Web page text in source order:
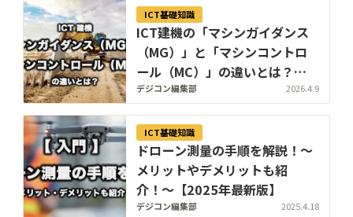
ICT基礎知識
ICT建機の「マシンガイダンス
（MG）」と「マシンコントロ
ール（MC）」の違いとは？｜
メリットや注意点も解説
【2026年版】
デジコン編集部 2026.4.9
ICT基礎知識
ドローン測量の手順を解説！〜
メリットやデメリットも紹
介！〜【2025年最新版】
デジコン編集部 2025.4.18